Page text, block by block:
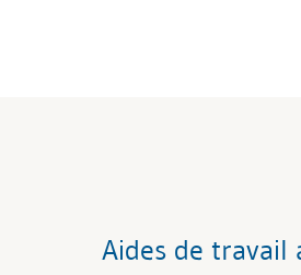
Aides de travail